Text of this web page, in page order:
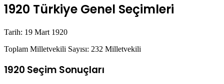
1920 Türkiye Genel Seçimleri
Tarih: 19 Mart 1920
Toplam Milletvekili Sayısı: 232 Milletvekili
1920 Seçim Sonuçları